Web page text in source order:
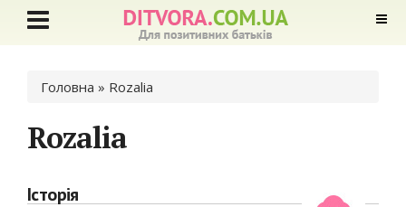
Ви є тут
Головна » Rozalia
Rozalia
Історія